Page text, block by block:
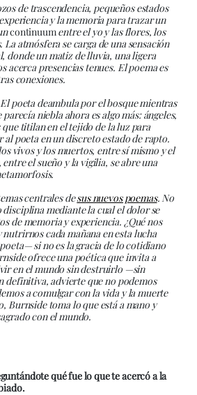
de trascendencia, pequeños estados
y la memoria para trazar un
continuumentre el yo y las flores, los
atmósfera se carga de una sensación
donde un matiz de lluvia, una ligera
acerca presencias tenues. El poema es
conexiones.
poeta deambula por el bosque mientras
niebla ahora es algo más: ángeles,
titilan en el tejido de la luz para
al poeta en un discreto estado de rapto.
vivos y los muertos, entre sí mismo y el
el sueño y la vigilia, se abre una
centrales desus nuevos poemas. No
mediante la cual el dolor se
de memoria y experiencia. ¿Qué nos
cada mañana en esta lucha
si no es la gracia de lo cotidiano
ofrece una poética que invita a
en el mundo sin destruirlo —sin
definitiva, advierte que no podemos
a comulgar con la vida y la muerte
Burnside toma lo que está a mano y
con el mundo.
qué fue lo que te acercó a la